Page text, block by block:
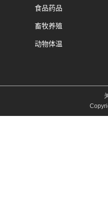
食品药品
畜牧养殖
动物体温